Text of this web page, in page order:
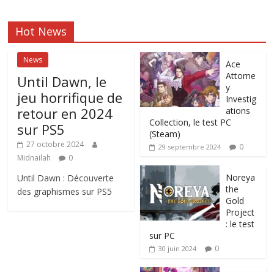
Hot News
News
Until Dawn, le
jeu horrifique de
retour en 2024
sur PS5
27 octobre 2024
Midnailah
0
Until Dawn : Découverte
des graphismes sur PS5
Ace
Attorne
y
Investig
ations
Collection, le test PC
(Steam)
29 septembre 2024 0
Noreya
the
Gold
Project
: le test
sur PC
30 juin 2024 0